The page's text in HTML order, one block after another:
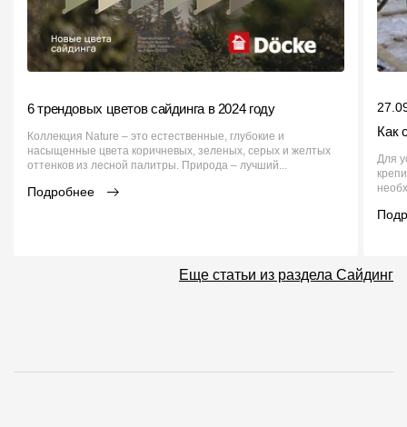
6 трендовых цветов сайдинга в 2024 году
Коллекция Nature – это естественные, глубокие и
насыщенные цвета коричневых, зеленых, серых и желтых
оттенков из лесной палитры. Природа – лучший...
Подробнее
Как
Для
Еще статьи из раздела Сайдинг